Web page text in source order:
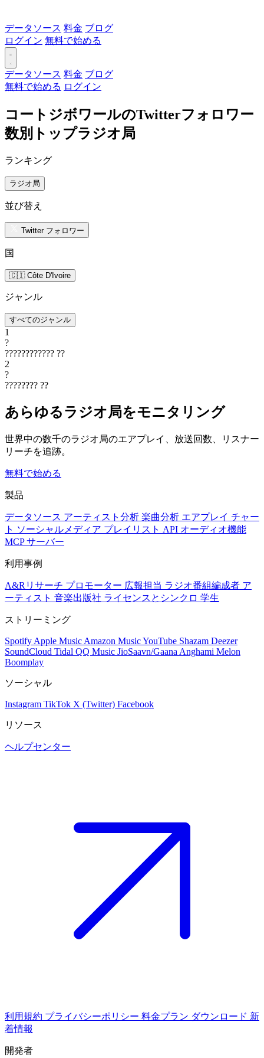
データソース 料金 ブログ
ログイン 無料で始める
データソース 料金 ブログ
無料で始める ログイン
コートジボワールのTwitterフォロワー
数別トップラジオ局
ランキング
ラジオ局
並び替え
Twitter フォロワー
国
🇨🇮 Côte D'Ivoire
ジャンル
すべてのジャンル
1
?
???????????? ??
2
?
???????? ??
あらゆるラジオ局をモニタリング
世界中の数千のラジオ局のエアプレイ、放送回数、リスナー
リーチを追跡。
無料で始める
製品
データソース アーティスト分析 楽曲分析 エアプレイ チャー
ト ソーシャルメディア プレイリスト API オーディオ機能
MCP サーバー
利用事例
A&Rリサーチ プロモーター 広報担当 ラジオ番組編成者 ア
ーティスト 音楽出版社 ライセンスとシンクロ 学生
ストリーミング
Spotify Apple Music Amazon MusicYouTube Shazam Deezer
SoundCloud Tidal QQ Music JioSaavn/Gaana Anghami Melon
Boomplay
ソーシャル
Instagram TikTok X (Twitter) Facebook
リソース
ヘルプセンター
利用規約 プライバシーポリシー 料金プラン ダウンロード 新
着情報
開発者